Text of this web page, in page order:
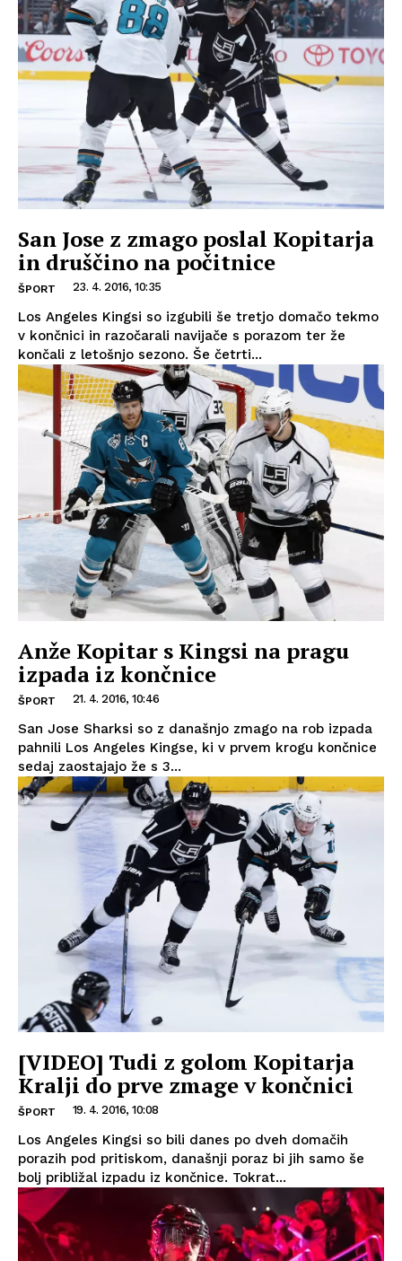
San Jose z zmago poslal Kopitarja
in druščino na počitnice
ŠPORT 23. 4. 2016, 10:35
Los Angeles Kingsi so izgubili še tretjo domačo tekmo
v končnici in razočarali navijače s porazom ter že
končali z letošnjo sezono. Še četrti...
Anže Kopitar s Kingsi na pragu
izpada iz končnice
ŠPORT 21. 4. 2016, 10:46
San Jose Sharksi so z današnjo zmago na rob izpada
pahnili Los Angeles Kingse, ki v prvem krogu končnice
sedaj zaostajajo že s 3...
[VIDEO] Tudi z golom Kopitarja
Kralji do prve zmage v končnici
ŠPORT 19. 4. 2016, 10:08
Los Angeles Kingsi so bili danes po dveh domačih
porazih pod pritiskom, današnji poraz bi jih samo še
bolj približal izpadu iz končnice. Tokrat...